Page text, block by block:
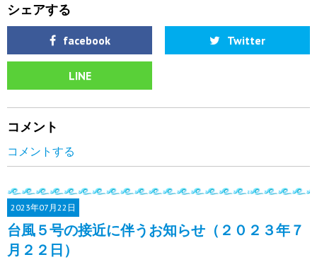
シェアする
facebook Twitter
LINE
コメント
コメントする
2023年07月22日
台風５号の接近に伴うお知らせ（２０２３年７
月２２日）